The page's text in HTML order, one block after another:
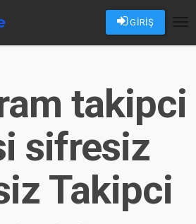
GİRİŞ
takipci
sifresiz
Takipci